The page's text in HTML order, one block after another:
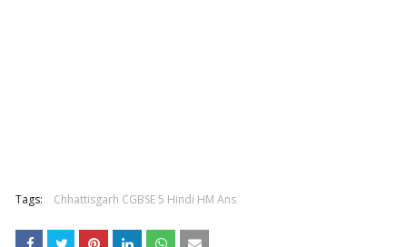
Tags: Chhattisgarh CGBSE 5 Hindi HM Ans